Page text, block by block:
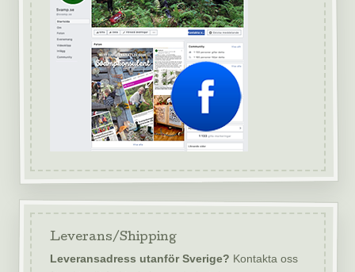
Leverans/Shipping
Leveransadress utanför Sverige? Kontakta oss